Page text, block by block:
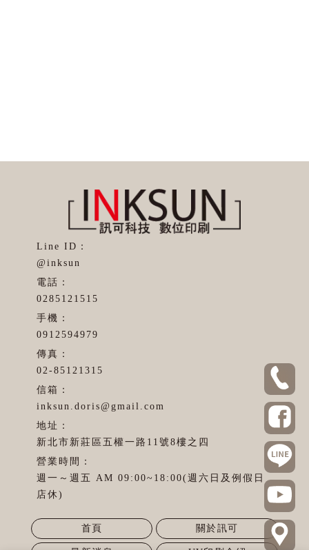
@inksun
0285121515
0912594979
02-85121315
inksun.doris@gmail.com
新北市新莊區五權一路11號8樓之四
週一～週五 AM 09:00~18:00(週六日及例假日
店休)
首頁 關於訊可